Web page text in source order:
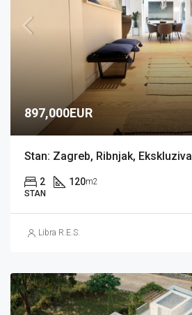
897,000EUR
2 120m2
STAN
Libra R.E.S.